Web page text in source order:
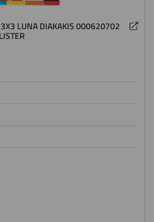
3X3 LUNA DIAKAKIS 000620702